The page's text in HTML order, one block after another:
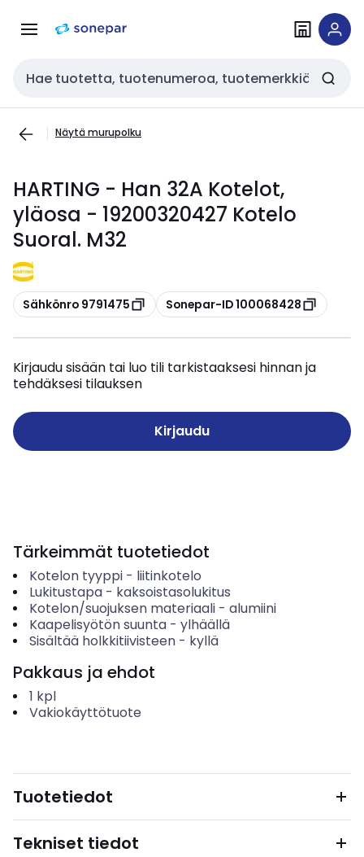
navigointiinsisältöön
Haku
Näytä murupolku
HARTING - Han 32A Kotelot,
yläosa - 19200320427 Kotelo
Suoral. M32
Kopioi
Sähkönro 9791475 Kopioi
Sonepar-ID 100068428
Kirjaudu sisään tai luo tili tarkistaaksesi hinnan ja
tehdäksesi tilauksen
Kirjaudu
Tärkeimmät tuotetiedot
Kotelon tyyppi- liitinkotelo
Lukitustapa- kaksoistasolukitus
Kotelon/suojuksen materiaali- alumiini
Kaapelisyötön suunta- ylhäällä
Sisältää holkkitiivisteen- kyllä
Pakkaus ja ehdot
1 kpl
Vakiokäyttötuote
Tuotetiedot
Tekniset tiedot